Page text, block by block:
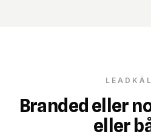
Branded eller
eller